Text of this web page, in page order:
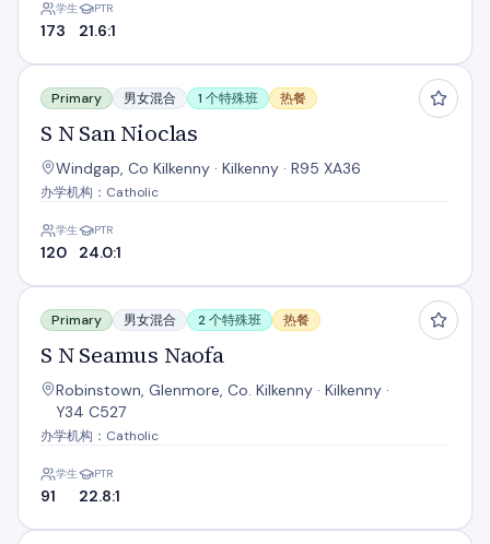
学生
173
PTR
21.6:1
S N San Nioclas
Primary 男女混合 1 个特殊班 热餐
S N San Nioclas
Windgap, Co Kilkenny · Kilkenny · R95 XA36
办学机构：Catholic
学生
120
PTR
24.0:1
S N Seamus Naofa
Primary 男女混合 2 个特殊班 热餐
S N Seamus Naofa
Robinstown, Glenmore, Co. Kilkenny · Kilkenny ·
Y34 C527
办学机构：Catholic
学生
91
PTR
22.8:1